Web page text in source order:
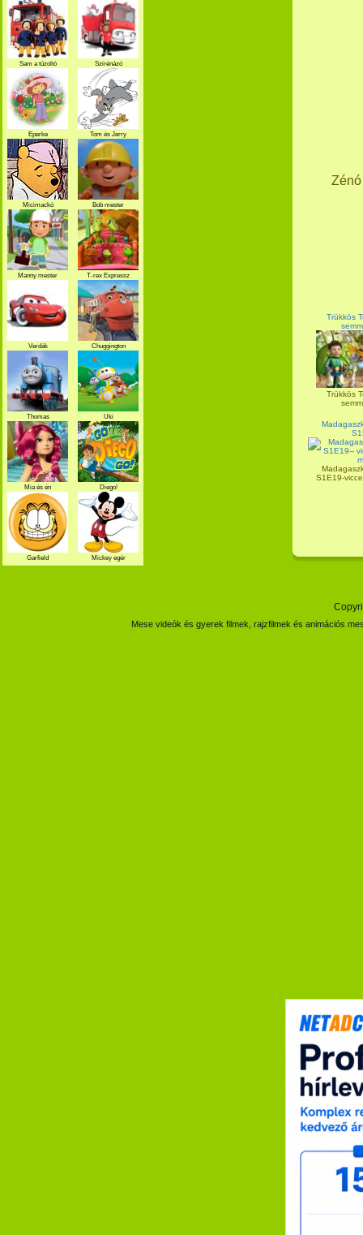
Trükkös
Trükkös
S1E19-
Sam a tűzoltó
Szirénázó
szupercsapat
Eperke Tom és Jerry
Micimackó Bob mester
Manny mester T-rex Expressz
Verdák Chuggington
Thomas Uki
Mia és én Diego!
Garfield Mickey egér
Mese videók és gyerek filmek, rajzfilmek és animációs